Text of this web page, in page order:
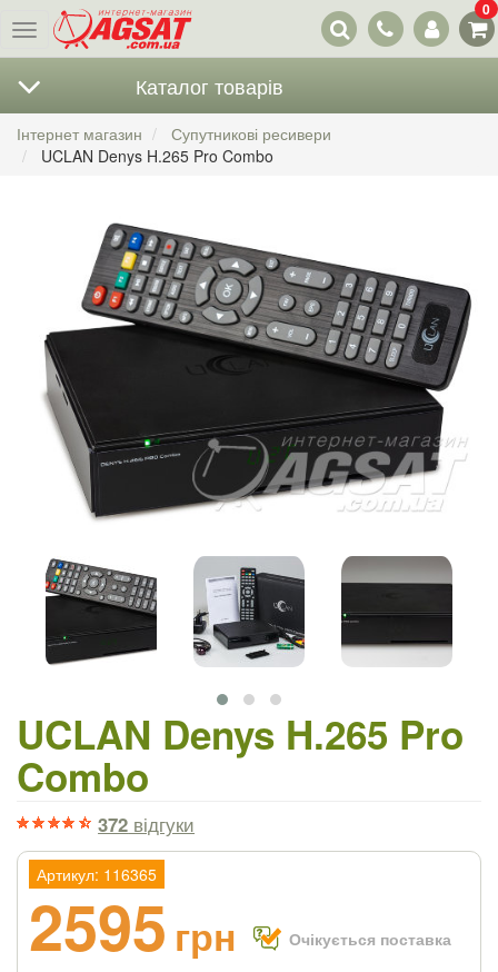
Меню
Наші
контакти
0
Каталог товарів
Інтернет магазин
Супутникові ресивери
UCLAN Denys H.265 Pro Combo
UCLAN Denys H.265 Pro
Combo
372 відгуки
Артикул: 116365
2595 грн Очікується поставка